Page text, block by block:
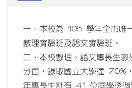
一、本校為 105 學年全市唯
數理實驗班及語文實驗班。
二、本校數理、語文專長生教
分百，錄取國立大學達 70%
年專長生計有 41 位同學透過